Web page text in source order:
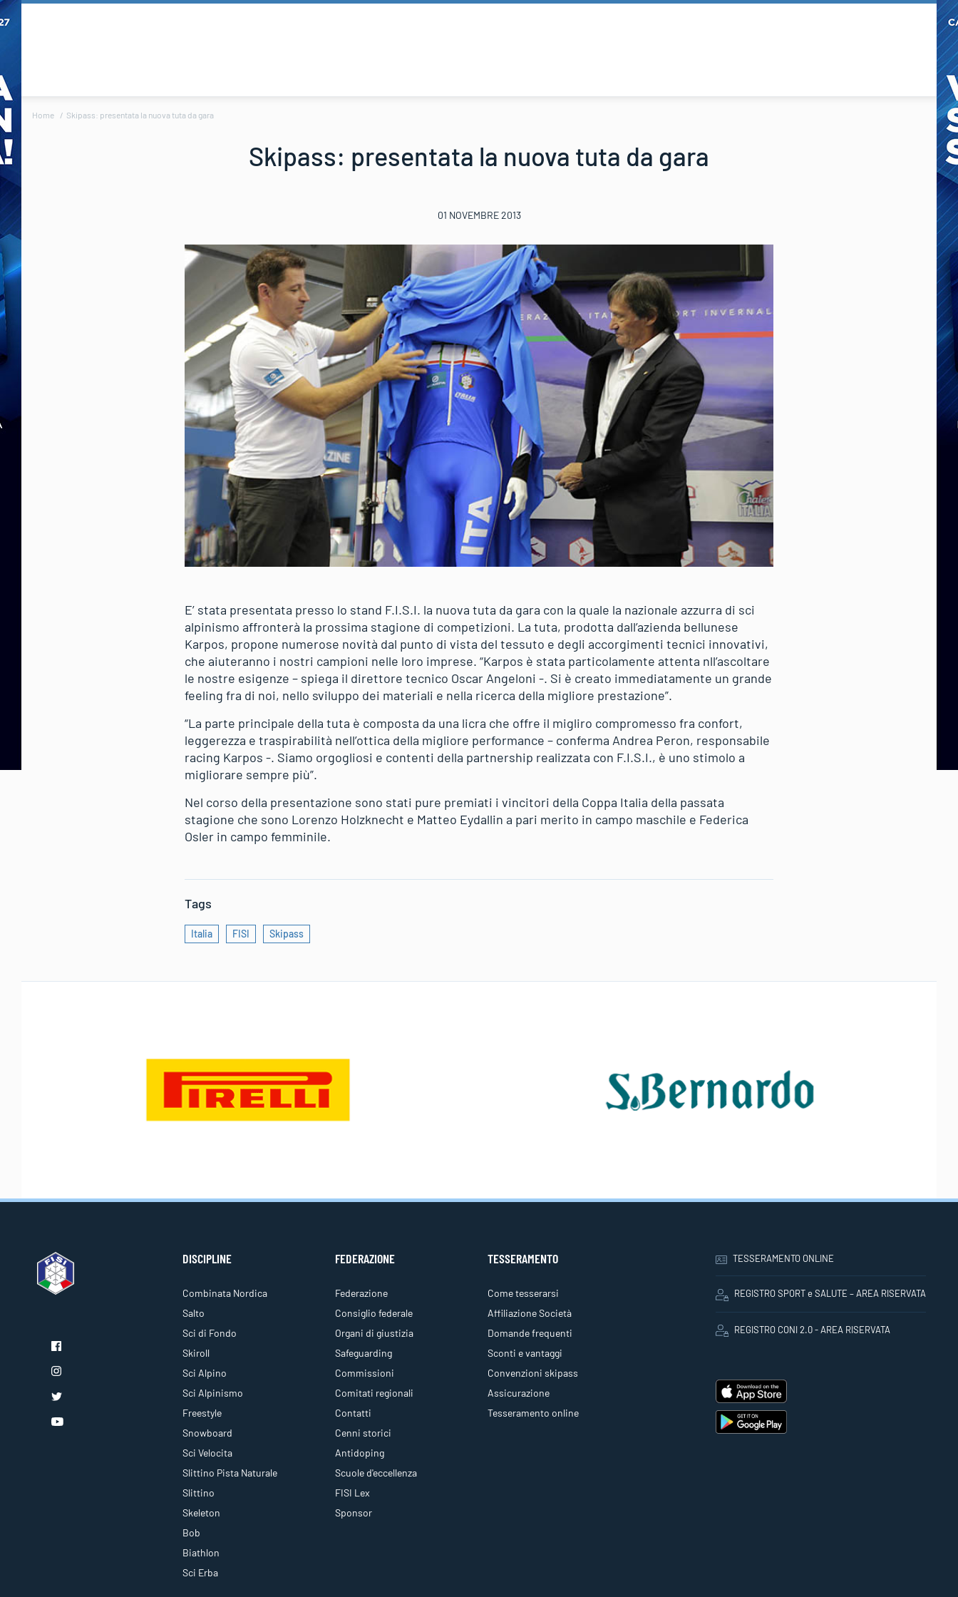
Home Skipass: presentata la nuova tuta da gara
Skipass: presentata la nuova tuta da gara
01 NOVEMBRE 2013
E’ stata presentata presso lo stand F.I.S.I. la nuova tuta da gara con la quale la nazionale azzurra di sci
alpinismo affronterà la prossima stagione di competizioni. La tuta, prodotta dall’azienda bellunese
Karpos, propone numerose novità dal punto di vista del tessuto e degli accorgimenti tecnici innovativi,
che aiuteranno i nostri campioni nelle loro imprese. “Karpos è stata particolamente attenta nll’ascoltare
le nostre esigenze – spiega il direttore tecnico Oscar Angeloni -. Si è creato immediatamente un grande
feeling fra di noi, nello sviluppo dei materiali e nella ricerca della migliore prestazione”.
“La parte principale della tuta è composta da una licra che offre il migliro compromesso fra confort,
leggerezza e traspirabilità nell’ottica della migliore performance – conferma Andrea Peron, responsabile
racing Karpos -. Siamo orgogliosi e contenti della partnership realizzata con F.I.S.I., è uno stimolo a
migliorare sempre più”.
Nel corso della presentazione sono stati pure premiati i vincitori della Coppa Italia della passata
stagione che sono Lorenzo Holzknecht e Matteo Eydallin a pari merito in campo maschile e Federica
Osler in campo femminile.
Tags
Italia FISI Skipass
DISCIPLINE
Combinata Nordica
Salto
Sci di Fondo
Skiroll
Sci Alpino
Sci Alpinismo
Freestyle
Snowboard
Sci Velocita
Slittino Pista Naturale
Slittino
Skeleton
Bob
Biathlon
Sci Erba
FEDERAZIONE
Federazione
Consiglio federale
Organi di giustizia
Safeguarding
Commissioni
Comitati regionali
Contatti
Cenni storici
Antidoping
Scuole d'eccellenza
FISI Lex
Sponsor
TESSERAMENTO
Come tesserarsi
Affiliazione Società
Domande frequenti
Sconti e vantaggi
Convenzioni skipass
Assicurazione
Tesseramento online
TESSERAMENTO ONLINE
REGISTRO SPORT e SALUTE – AREA RISERVATA
REGISTRO CONI 2.0 - AREA RISERVATA